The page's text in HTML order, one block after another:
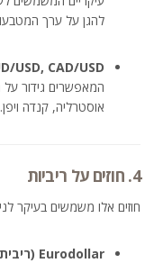
להגן על ערך
USD, CAD/USD
המאפשרים גידור על
אוסטרליה, קנדה ויפן.
4. חוזים על ריביות
חוזים אלו משמשים בעיקר
Eurodollar (ריבית בין בנקאית)